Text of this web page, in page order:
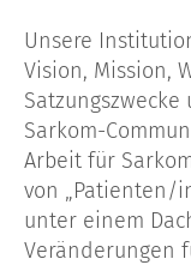
Unsere
Vision, Mission,
Sarkom-
Arbeit für
von „Patienten/
unter einem
Veränderungen